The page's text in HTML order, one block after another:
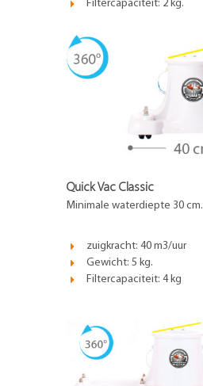
Filtercapaciteit: 2 kg.
Quick Vac Classic
Minimale waterdiepte 30 cm.
zuigkracht: 40 m3/uur
Gewicht: 5 kg.
Filtercapaciteit: 4 kg